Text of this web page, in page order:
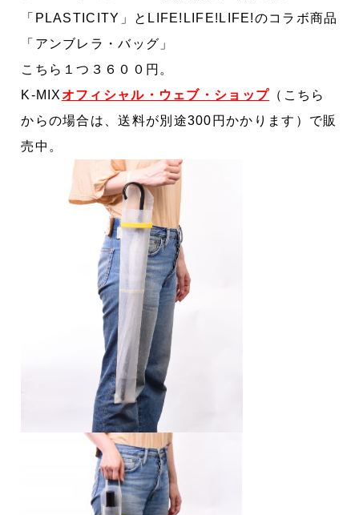
「 PLASTICITY 」と LIFE!LIFE!LIFE!のコラボ商品
「アンブレラ・バッグ」
こちら１つ３６００円。
K-MIXオフィシャル・ウェブ・ショップ （こちら
からの場合は、送料が別途300円かかります）で販
売中。